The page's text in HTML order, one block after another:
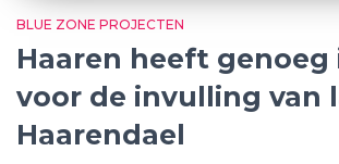
BLUE ZONE PROJECTEN
Haaren heeft genoeg
voor de invulling van
Haarendael